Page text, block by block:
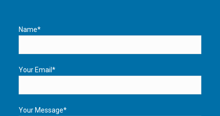
Name*
Your Email*
Your Message*